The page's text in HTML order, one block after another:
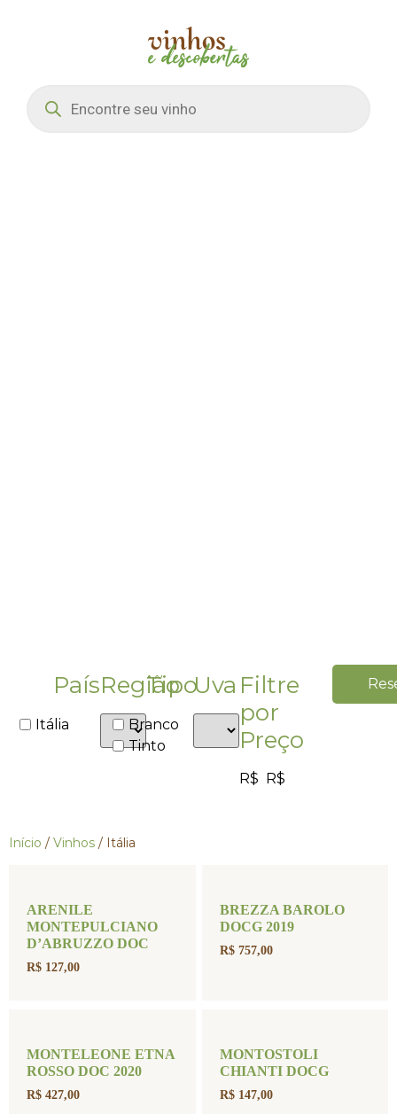
País
Itália
Região
Tipo
Branco
Tinto
Uva Filtre
por
Preço
R$ R$
Início / Vinhos / Itália
ARENILE
MONTEPULCIANO
D’ABRUZZO DOC
R$ 127,00
BREZZA BAROLO
DOCG 2019
R$757,00
MONTELEONE ETNA
ROSSO DOC 2020
R$ 427,00
MONTOSTOLI
CHIANTI DOCG
R$147,00